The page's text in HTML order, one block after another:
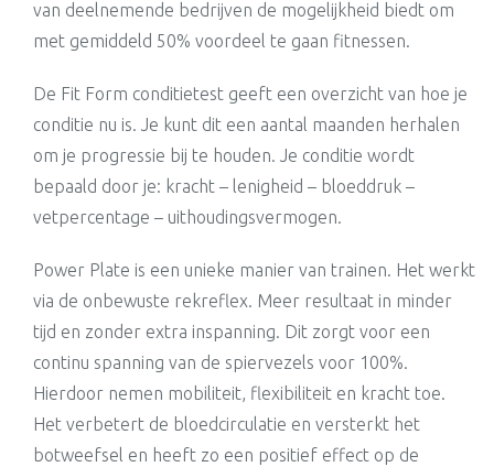
van deelnemende bedrijven de mogelijkheid biedt om
met gemiddeld 50% voordeel te gaan fitnessen.
De Fit Form conditietest geeft een overzicht van hoe je
conditie nu is. Je kunt dit een aantal maanden herhalen
om je progressie bij te houden. Je conditie wordt
bepaald door je: kracht – lenigheid – bloeddruk –
vetpercentage – uithoudingsvermogen.
Power Plate is een unieke manier van trainen. Het werkt
via de onbewuste rekreflex. Meer resultaat in minder
tijd en zonder extra inspanning. Dit zorgt voor een
continu spanning van de spiervezels voor 100%.
Hierdoor nemen mobiliteit, flexibiliteit en kracht toe.
Het verbetert de bloedcirculatie en versterkt het
botweefsel en heeft zo een positief effect op de